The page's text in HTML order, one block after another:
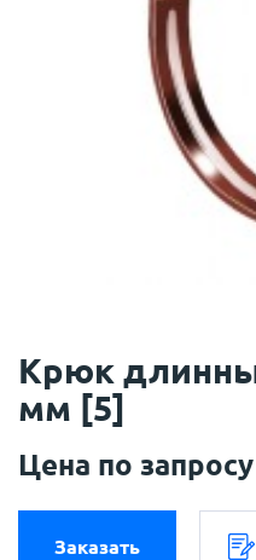
Крюк
мм [5]
Цена по запросу
Заказать